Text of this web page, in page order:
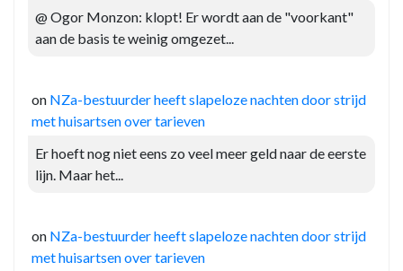
@ Ogor Monzon: klopt! Er wordt aan de "voorkant"
aan de basis te weinig omgezet...
on NZa-bestuurder heeft slapeloze nachten door strijd
met huisartsen over tarieven
Er hoeft nog niet eens zo veel meer geld naar de eerste
lijn. Maar het...
on NZa-bestuurder heeft slapeloze nachten door strijd
met huisartsen over tarieven